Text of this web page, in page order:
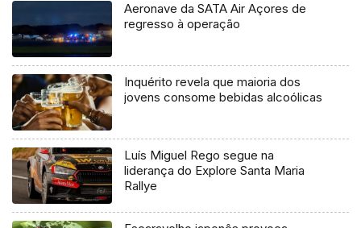
Aeronave da SATA Air Açores de
regresso à operação
Inquérito revela que maioria dos
jovens consome bebidas alcoólicas
Luís Miguel Rego segue na
liderança do Explore Santa Maria
Rallye